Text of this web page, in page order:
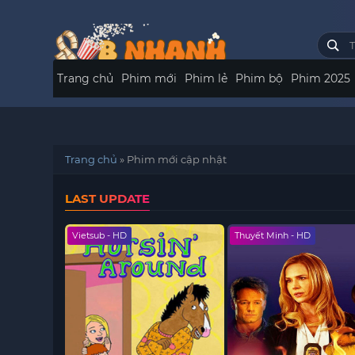
Trang chủ Phim mới Phim lẻ Phim bộ Phim 2025
Trang chủ » Phim mới cập nhật
LAST UPDATE
Vietsub - HD Thuyết Minh - HD